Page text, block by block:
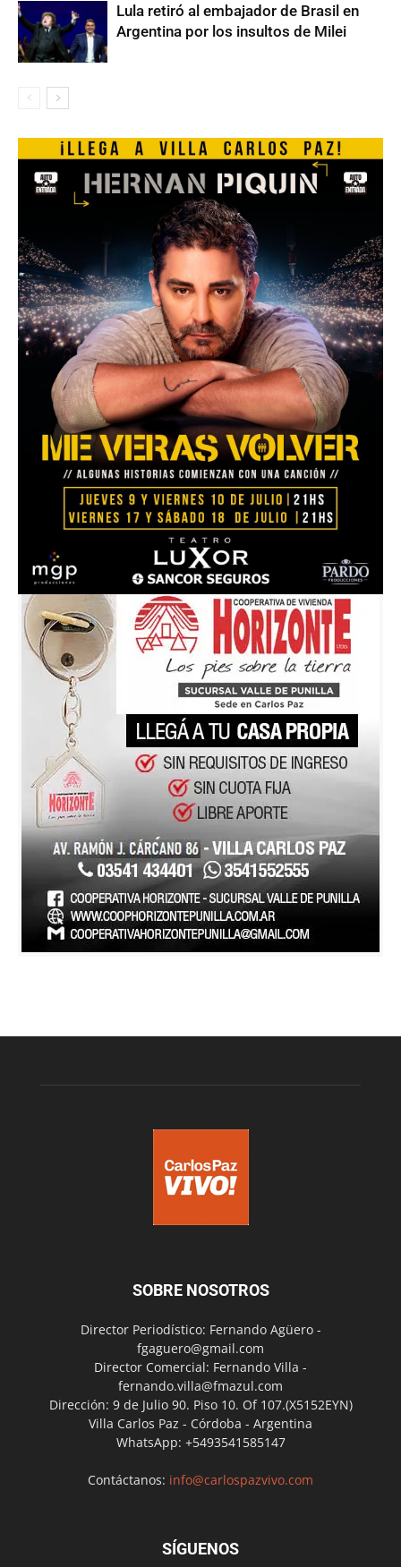
Lula retiró al embajador de Brasil en
Argentina por los insultos de Milei
SOBRE NOSOTROS
Director Periodístico: Fernando Agüero -
fgaguero@gmail.com
Director Comercial: Fernando Villa -
fernando.villa@fmazul.com
Dirección: 9 de Julio 90. Piso 10. Of 107.(X5152EYN)
Villa Carlos Paz - Córdoba - Argentina
WhatsApp: +5493541585147
Contáctanos: info@carlospazvivo.com
SÍGUENOS